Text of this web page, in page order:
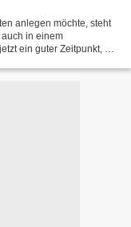
anlegen möchte, steht
in einem
ein guter Zeitpunkt, um